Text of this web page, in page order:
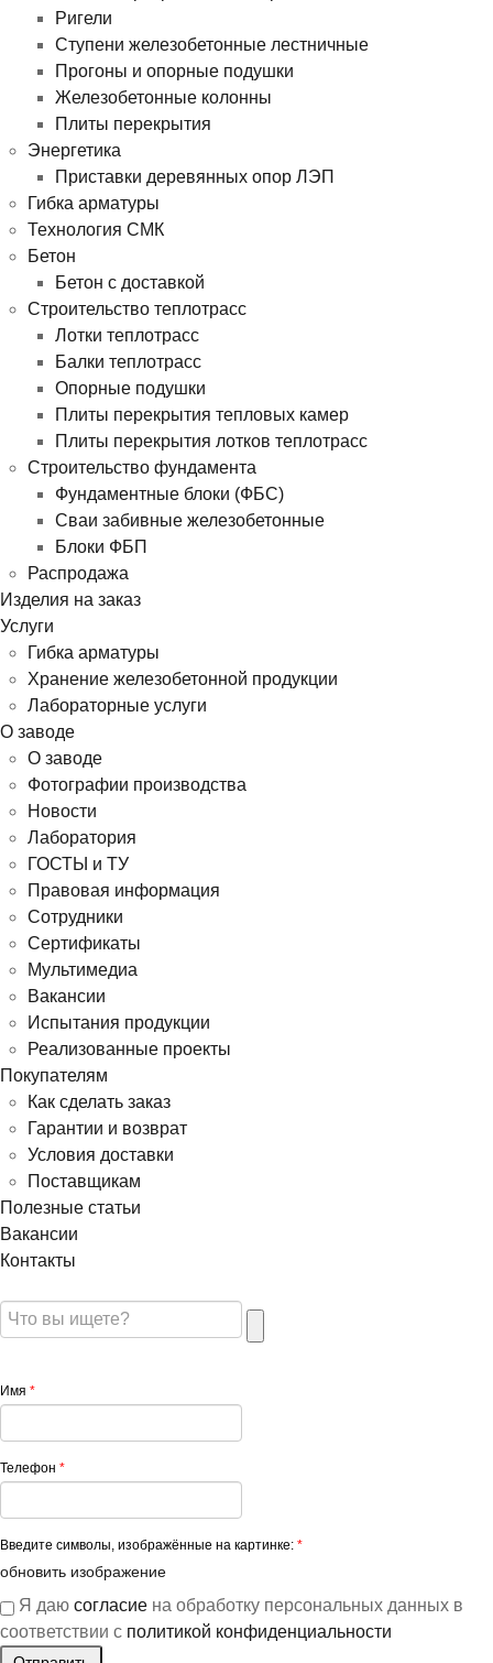
Ригели
Ступени железобетонные лестничные
Прогоны и опорные подушки
Железобетонные колонны
Плиты перекрытия
Энергетика
Приставки деревянных опор ЛЭП
Гибка арматуры
Технология СМК
Бетон
Бетон с доставкой
Строительство теплотрасс
Лотки теплотрасс
Балки теплотрасс
Опорные подушки
Плиты перекрытия тепловых камер
Плиты перекрытия лотков теплотрасс
Строительство фундамента
Фундаментные блоки (ФБС)
Сваи забивные железобетонные
Блоки ФБП
Распродажа
Изделия на заказ
Услуги
Гибка арматуры
Хранение железобетонной продукции
Лабораторные услуги
О заводе
О заводе
Фотографии производства
Новости
Лаборатория
ГОСТЫ и ТУ
Правовая информация
Сотрудники
Сертификаты
Мультимедиа
Вакансии
Испытания продукции
Реализованные проекты
Покупателям
Как сделать заказ
Гарантии и возврат
Условия доставки
Поставщикам
Полезные статьи
Вакансии
Контакты
Имя *
Телефон *
Введите символы, изображённые на картинке: *
обновить изображение
Я даю согласие на обработку персональных данных в
соответствии с политикой конфиденциальности